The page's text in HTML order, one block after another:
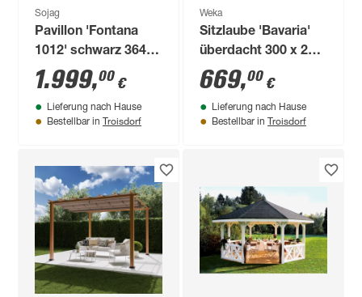
Sojag
Pavillon 'Fontana
1012' schwarz 364,3
x 310 x 298 cm
1.999,00 €
Lieferung nach Hause
Bestellbar in Troisdorf
Weka
Sitzlaube 'Bavaria'
überdacht 300 x 246
x 203 cm
669,00 €
Lieferung nach Hause
Bestellbar in Troisdorf